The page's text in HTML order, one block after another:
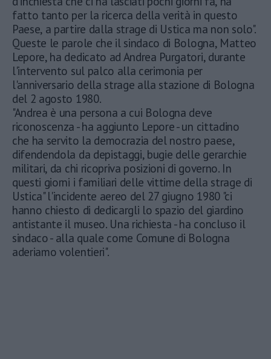
fatto tanto per la ricerca della verità in questo
Paese, a partire dalla strage di Ustica ma non solo".
Queste le parole che il sindaco di Bologna, Matteo
Lepore, ha dedicato ad Andrea Purgatori, durante
l'intervento sul palco alla cerimonia per
l'anniversario della strage alla stazione di Bologna
del 2 agosto 1980.
"Andrea è una persona a cui Bologna deve
riconoscenza - ha aggiunto Lepore - un cittadino
che ha servito la democrazia del nostro paese,
difendendola da depistaggi, bugie delle gerarchie
militari, da chi ricopriva posizioni di governo. In
questi giorni i familiari delle vittime della strage di
Ustica" l'incidente aereo del 27 giugno 1980 "ci
hanno chiesto di dedicargli lo spazio del giardino
antistante il museo. Una richiesta - ha concluso il
sindaco - alla quale come Comune di Bologna
aderiamo volentieri".